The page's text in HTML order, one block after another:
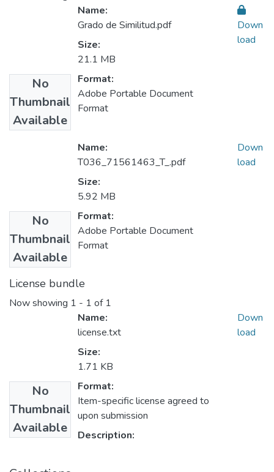
No
Thumbnail
Available
Name:
Grado de Similitud.pdf
Size:
21.1 MB
Format:
Adobe Portable Document
Format
Down
load
No
Thumbnail
Available
Name:
T036_71561463_T_.pdf
Size:
5.92 MB
Format:
Adobe Portable Document
Format
Down
load
License bundle
Now showing 1 - 1 of 1
No
Thumbnail
Available
Name:
license.txt
Size:
1.71 KB
Format:
Item-specific license agreed to
upon submission
Description:
Down
load